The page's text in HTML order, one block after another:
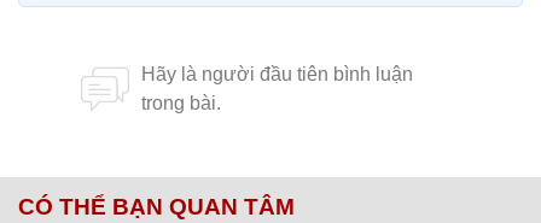
CÓ THỂ BẠN QUAN TÂM